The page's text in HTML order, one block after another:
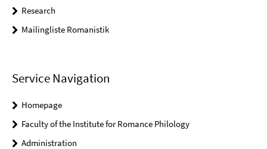
Research
Mailingliste Romanistik
Service Navigation
Homepage
Faculty of the Institute for Romance Philology
Administration